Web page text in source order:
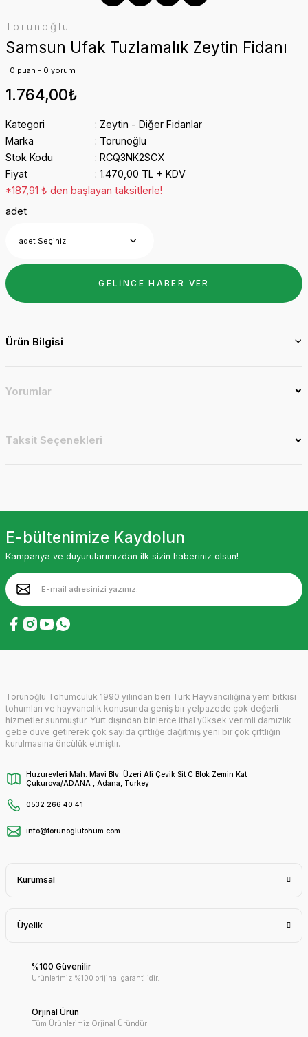
Torunoğlu
Samsun Ufak Tuzlamalık Zeytin Fidanı
0 puan - 0 yorum
1.764,00₺
Kategori
Zeytin - Diğer Fidanlar
Marka
Torunoğlu
Stok Kodu
RCQ3NK2SCX
Fiyat
1.470,00 TL + KDV
*187,91 ₺ den başlayan taksitlerle!
adet
GELİNCE HABER VER
Ürün Bilgisi
Yorumlar
Taksit Seçenekleri
E-bültenimize Kaydolun
Kampanya ve duyurularımızdan ilk sizin haberiniz olsun!
Torunoğlu Tohumculuk 1990 yılından beri Türk Hayvancılığına yem bitkisi
tohumları ve hayvancılık konusunda geniş bir yelpazede çok değerli
hizmetler sunmuştur. Yurt dışından binlerce ithal yüksek verimli damızlık
gebe düve getirerek çok sayıda çiftliğe dağıtmış yeni bir çok çiftliğin
kurulmasına öncülük etmiştir.
Huzurevleri Mah. Mavi Blv. Üzeri Ali Çevik Sit C Blok Zemin Kat
Çukurova/ADANA , Adana, Turkey
0532 266 40 41
info@torunoglutohum.com
Kurumsal
Üyelik
%100 Güvenilir
Ürünlerimiz %100 orijinal garantilidir.
Orjinal Ürün
Tüm Ürünlerimiz Orjinal Üründür